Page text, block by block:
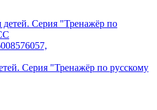
Серия "Тренажёр по русскому